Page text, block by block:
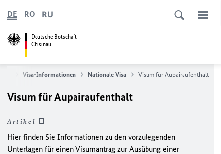
Deutsche Botschaft
Chisinau
DE RO RU
Visa-Informationen Nationale Visa Visum für Aupairaufenthalt
Visum für Aupairaufenthalt
Artikel
Hier finden Sie Informationen zu den vorzulegenden
Unterlagen für einen Visumantrag zur Ausübung einer